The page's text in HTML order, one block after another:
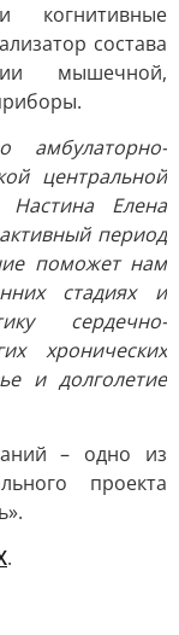
когнитивные
состава
мышечной,
амбулаторно-
центральной
Елена
период
поможет нам
стадиях и
сердечно-
хронических
и долголетие
– одно из
проекта
.